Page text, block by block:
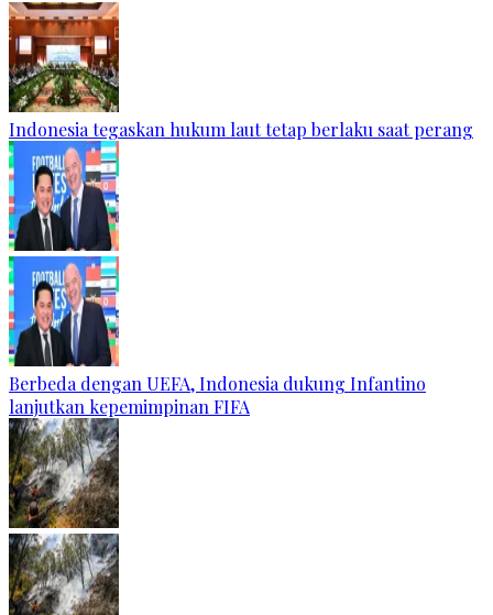
Indonesia tegaskan hukum laut tetap berlaku saat perang
Berbeda dengan UEFA, Indonesia dukung Infantino
lanjutkan kepemimpinan FIFA